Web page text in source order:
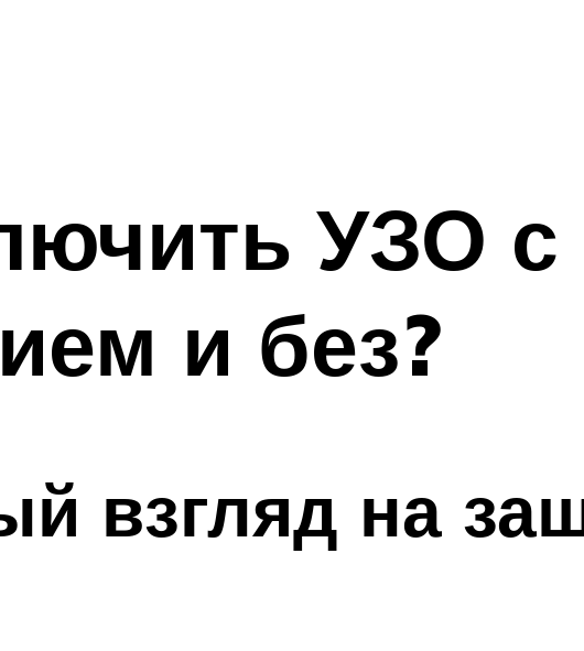
УЗО с
и без?
взгляд на